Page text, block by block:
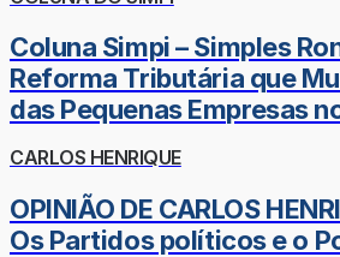
Coluna Simpi – Simples
Reforma Tributária que
das Pequenas Empresas
CARLOS HENRIQUE
OPINIÃO DE CARLOS
Os Partidos políticos e o